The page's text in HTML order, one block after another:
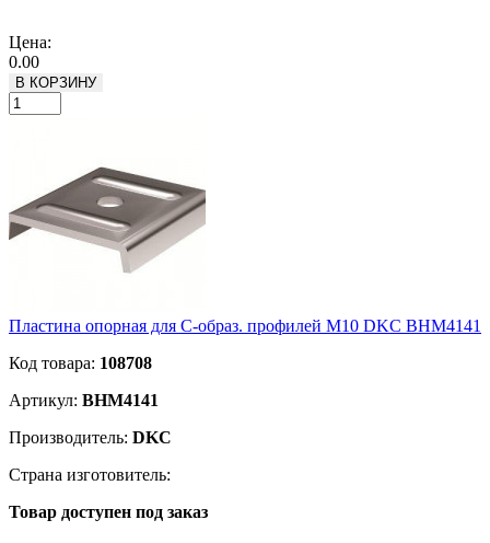
Цена:
0.00
В КОРЗИНУ
Пластина опорная для С-образ. профилей M10 DKC BHM4141
Код товара: 108708
Артикул: BHM4141
Производитель: DKC
Страна изготовитель:
Товар доступен под заказ